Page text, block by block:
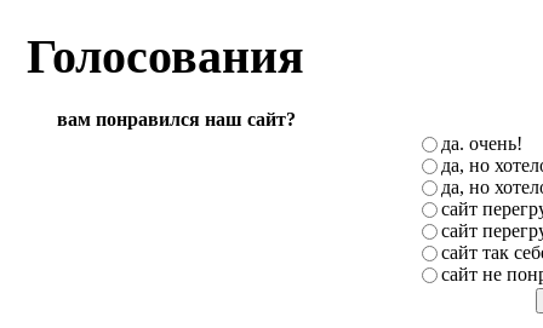
Голосования
вам понравился наш сайт?
да. очень!
да, но
да, но
сайт
сайт
сайт так
сайт не